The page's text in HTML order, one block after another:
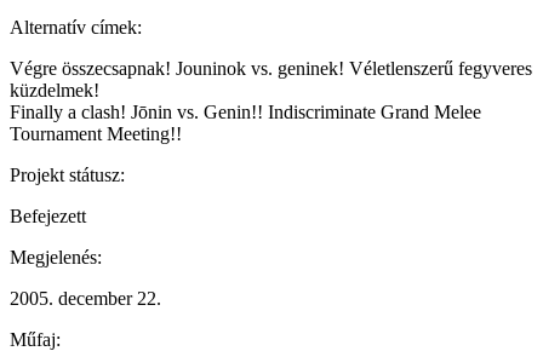
Alternatív címek:
Végre összecsapnak! Jouninok vs. geninek! Véletlenszerű fegyveres
küzdelmek!
Finally a clash! Jōnin vs. Genin!! Indiscriminate Grand Melee
Tournament Meeting!!
Projekt státusz:
Befejezett
Megjelenés:
2005. december 22.
Műfaj: